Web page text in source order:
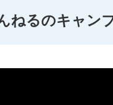
ねるのキャン